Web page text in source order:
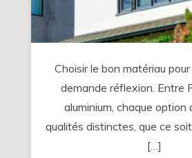
Choisir le bon matériau
demande réflexion. Entre
aluminium, chaque option
qualités distinctes, que ce soit
[…]